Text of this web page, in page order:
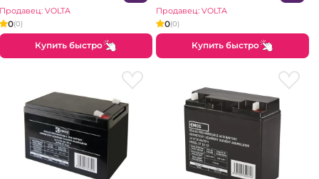
Продавец: VOLTA
0(0)
Купить быстро
Продавец: VOLTA
0(0)
Купить быстро